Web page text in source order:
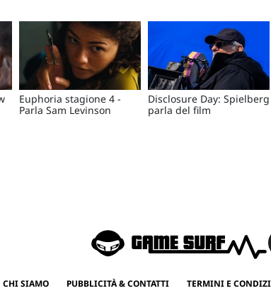
Euphoria stagione 4 -
Parla Sam Levinson
Disclosure Day: Spielberg
parla del film
CHI SIAMO PUBBLICITÀ & CONTATTI TERMINI E